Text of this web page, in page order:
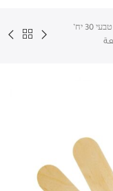
מקלות רופא ענק טבעי 30 יח’